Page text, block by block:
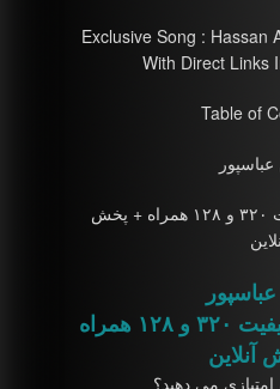
Exclusive Song : Hassan
With Direct Links
Table of
دانلود موزیک با دو کیفیت ۳۲۰ و ۱۲۸ همراه + پخش
دانلود موزیک با دو کیفیت ۳۲۰ و ۱۲۸ همراه
می دهید؟